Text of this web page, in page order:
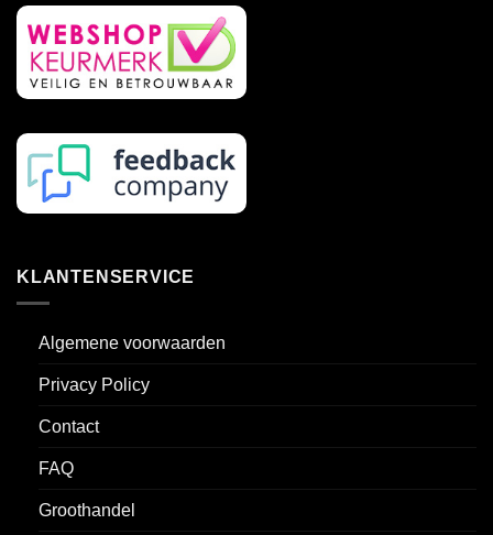
op
de
productpagina
KLANTENSERVICE
Algemene voorwaarden
Privacy Policy
Contact
FAQ
Groothandel